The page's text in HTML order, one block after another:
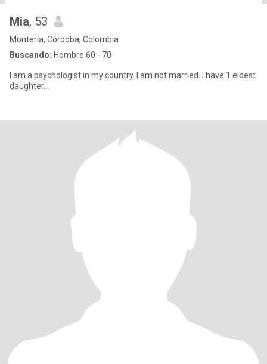
Mia, 53
Montería, Córdoba, Colombia
Buscando: Hombre 60 - 70
I am a psychologist in my country. I am not married. I have 1 eldest
daughter...